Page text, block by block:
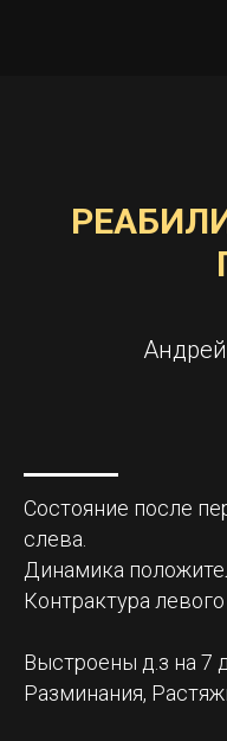
Состояние после
слева.
Динамика
Контрактура
Выстроены д.з на 7
Разминания,